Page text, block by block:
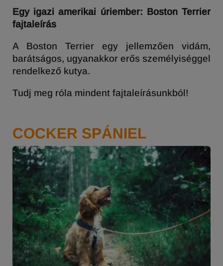
Egy igazi amerikai úriember: Boston Terrier
fajtaleírás
A Boston Terrier egy jellemzően vidám,
barátságos, ugyanakkor erős személyiséggel
rendelkező kutya.
Tudj meg róla mindent fajtaleírásunkból!
COCKER SPÁNIEL